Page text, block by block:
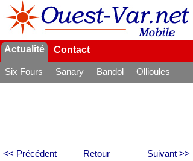
Actualité Contact
Six Fours Sanary Bandol
Ollioules
Retour
<< Précédent Suivant >>